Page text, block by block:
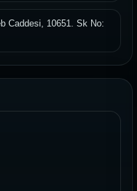
Caddesi, 10651. Sk No: